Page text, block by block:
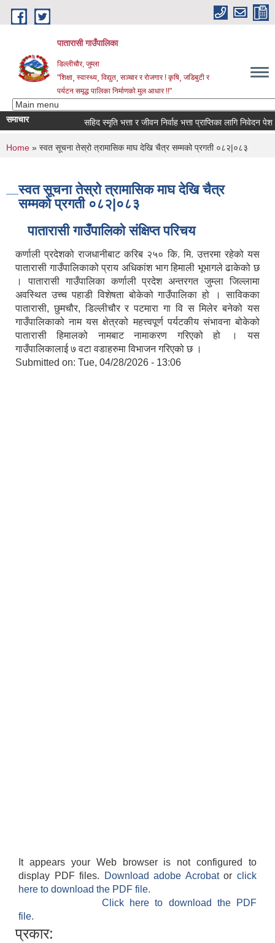
Skip to main content
पातारासी गाउँपालिका
डिल्लीचौर, जुम्ला
"शिक्षा¸ स्वास्थ्य¸ विद्युत¸ सञ्चार र रोजगार ! कृषि¸ जडिबुटी र
पर्यटन समृद्ध पालिका निर्माणको मुल आधार !!"
समाचार सहिद स्मृति भत्ता र जीवन निर्वाह भत्ता प्राप्तिका लागि निवेदन पेश
You are here
Home » स्वत सूचना तेस्रो त्रामासिक माघ देखि चैत्र सम्मको प्रगती ०८२|०८३
स्वत सूचना तेस्रो त्रामासिक माघ देखि चैत्र
सम्मको प्रगती ०८२|०८३
पातारासी गाउँपालिको संक्षिप्त परिचय
कर्णाली प्रदेशको राजधानीबाट करिब २५० कि. मि. उत्तरमा रहेको यस
पातारासी गाउँपालिकाको प्राय अधिकांश भाग हिमाली भूभागले ढाकेको छ
। पातारासी गाउँपालिका कर्णाली प्रदेश अन्तरगत जुम्ला जिल्लामा
अवस्थित उच्च पहाडी विशेषता बोकेको गाउँपालिका हो । साविकका
पातारासी, छुमचौर, डिल्लीचौर र पटमारा गा वि स मिलेर बनेको यस
गाउँपालिकाको नाम यस क्षेत्रको महत्त्वपूर्ण पर्यटकीय संभावना बोकेको
पातारासी हिमालको नामबाट नामाकरण गरिएको हो । यस
गाउँपालिकालाई ७ वटा वडाहरुमा विभाजन गरिएको छ ।
Submitted on: Tue, 04/28/2026 - 13:06
It appears your Web browser is not configured to
display PDF files.
Download adobe Acrobatorclick
here to download the PDF file.
Click here to download the PDF
file.
प्रकार: